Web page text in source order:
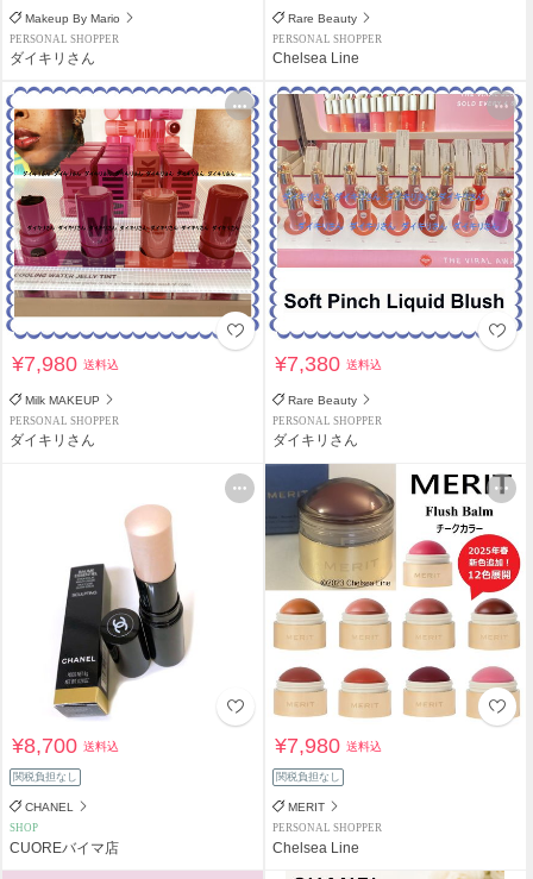
Makeup By Mario
PERSONAL SHOPPER
ダイキリさん
Rare Beauty
PERSONAL SHOPPER
Chelsea Line
¥7,980送料込
Milk MAKEUP
PERSONAL SHOPPER
ダイキリさん
¥7,380送料込
Rare Beauty
PERSONAL SHOPPER
ダイキリさん
¥8,700送料込
関税負担なし
CHANEL
SHOP
CUOREバイマ店
¥7,980送料込
関税負担なし
MERIT
PERSONAL SHOPPER
Chelsea Line